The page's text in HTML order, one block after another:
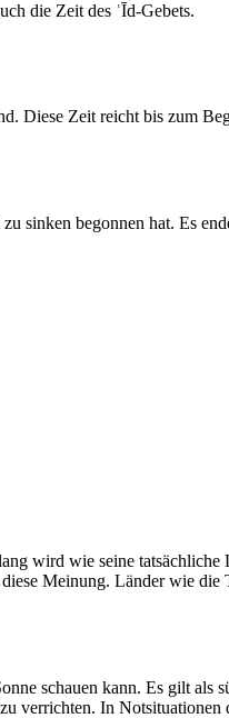
die Zeit des ʿĪd-Gebets.
Diese Zeit reicht bis zum
sinken begonnen hat. Es
wird wie seine tatsächliche
Meinung. Länder wie
schauen kann. Es gilt als
In